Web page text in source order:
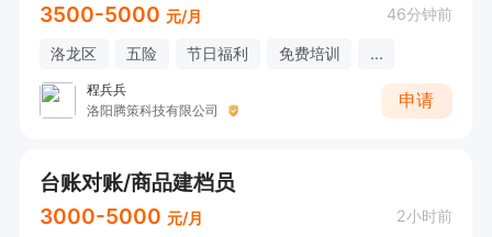
3500-5000 元/月 46分钟前
洛龙区 五险 节日福利 免费培训 ...
程兵兵
洛阳腾策科技有限公司
申请
台账对账/商品建档员
3000-5000 元/月 2小时前